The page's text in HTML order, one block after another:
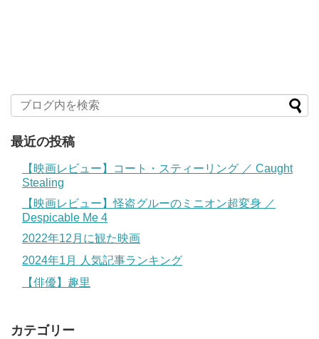
最近の投稿
【映画レビュー】コート・スティーリング ／ Caught
Stealing
【映画レビュー】怪盗グルーのミニオン超変身 ／
Despicable Me 4
2022年12月に観た映画
2024年1月 人気記事ランキング
【俳優】趣里
カテゴリー